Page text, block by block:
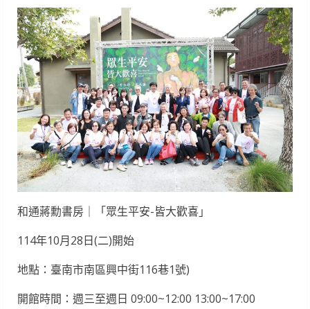
和通蔣勳書房｜「眾生平安-皆大歡喜」
114年10月28日(二)開始
地點：臺南市南區興中街116巷1號)
開館時間：週三至週日 09:00~12:00 13:00~17:00